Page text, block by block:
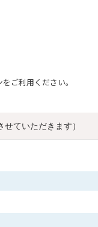
ご利用ください。